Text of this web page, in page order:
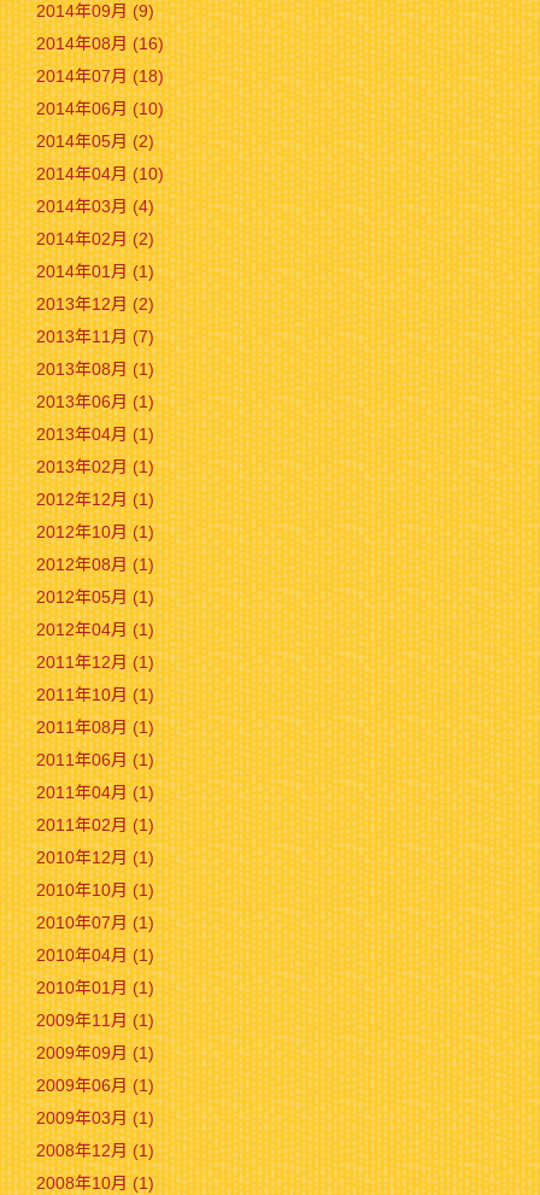
2014年09月 (9)
2014年08月 (16)
2014年07月 (18)
2014年06月 (10)
2014年05月 (2)
2014年04月 (10)
2014年03月 (4)
2014年02月 (2)
2014年01月 (1)
2013年12月 (2)
2013年11月 (7)
2013年08月 (1)
2013年06月 (1)
2013年04月 (1)
2013年02月 (1)
2012年12月 (1)
2012年10月 (1)
2012年08月 (1)
2012年05月 (1)
2012年04月 (1)
2011年12月 (1)
2011年10月 (1)
2011年08月 (1)
2011年06月 (1)
2011年04月 (1)
2011年02月 (1)
2010年12月 (1)
2010年10月 (1)
2010年07月 (1)
2010年04月 (1)
2010年01月 (1)
2009年11月 (1)
2009年09月 (1)
2009年06月 (1)
2009年03月 (1)
2008年12月 (1)
2008年10月 (1)